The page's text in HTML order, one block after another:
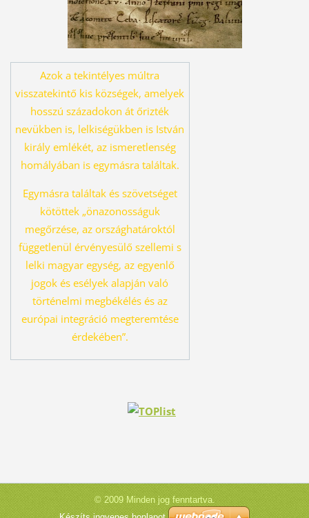
Azok a tekintélyes múltra
visszatekintő kis községek, amelyek
hosszú századokon át őrizték
nevükben is, lelkiségükben is István
király emlékét, az ismeretlenség
homályában is egymásra találtak.
Egymásra találtak és szövetséget
kötöttek „önazonosságuk
megőrzése, az országhatároktól
függetlenül érvényesülő szellemi s
lelki magyar egység, az egyenlő
jogok és esélyek alapján való
történelmi megbékélés és az
európai integráció megteremtése
érdekében”.
© 2009 Minden jog fenntartva.